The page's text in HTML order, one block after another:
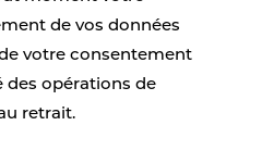
de vos données
votre consentement
des opérations de
retrait.